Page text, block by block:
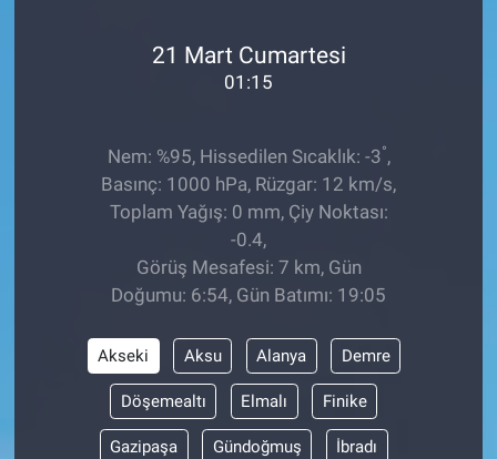
21 Mart Cumartesi
01:15
Nem: %95, Hissedilen Sıcaklık: -3°,
Basınç: 1000 hPa, Rüzgar: 12 km/s,
Toplam Yağış: 0 mm, Çiy Noktası:
-0.4,
Görüş Mesafesi: 7 km, Gün
Doğumu: 6:54, Gün Batımı: 19:05
Akseki Aksu Alanya Demre
Döşemealtı Elmalı Finike
Gazipaşa Gündoğmuş İbradı
HABERDE İNSAN
BİLİM VE TEKNOLOJİ
Güvenlik
Bölge